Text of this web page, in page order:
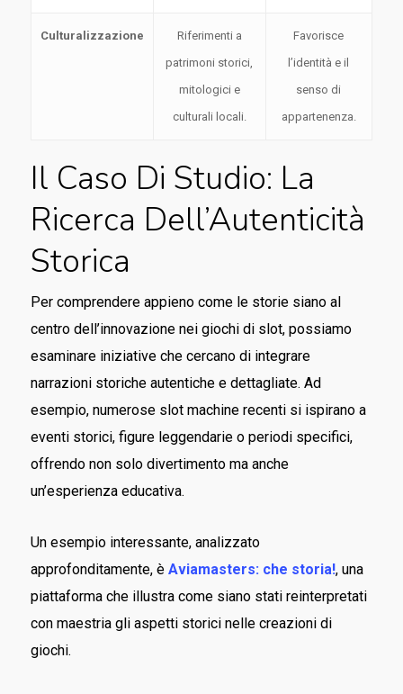
Culturalizzazione
Riferimenti a
patrimoni storici,
mitologici e
culturali locali.
Favorisce
l’identità e il
senso di
appartenenza.
Il Caso Di Studio: La
Ricerca Dell’Autenticità
Storica
Per comprendere appieno come le storie siano al
centro dell’innovazione nei giochi di slot, possiamo
esaminare iniziative che cercano di integrare
narrazioni storiche autentiche e dettagliate. Ad
esempio, numerose slot machine recenti si ispirano a
eventi storici, figure leggendarie o periodi specifici,
offrendo non solo divertimento ma anche
un’esperienza educativa.
Un esempio interessante, analizzato
approfonditamente, è Aviamasters: che storia!, una
piattaforma che illustra come siano stati reinterpretati
con maestria gli aspetti storici nelle creazioni di
giochi.